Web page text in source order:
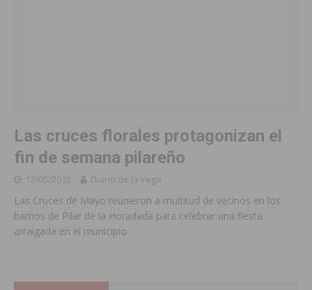
Las cruces florales protagonizan el
fin de semana pilareño
12/05/2015 Diario de la vega
Las Cruces de Mayo reunieron a multitud de vecinos en los
barrios de Pilar de la Horadada para celebrar una fiesta
arraigada en el municipio